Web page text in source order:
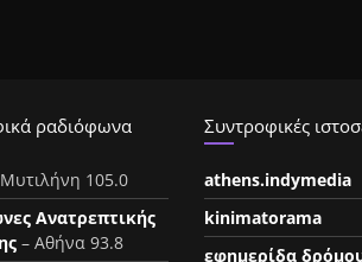
ραδιόφωνα
105.0
Ανατρεπτικής
– Αθήνα 93.8
Συντροφικές
athens.indymedia
kinimatorama
εφημερίδα